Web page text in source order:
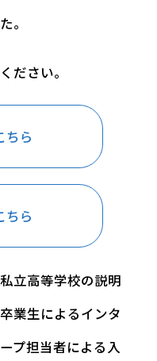
。
ださい。
ちら
ちら
立高等学校の説明
業生によるインタ
プ担当者による入